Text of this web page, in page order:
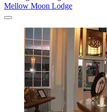
Mellow Moon Lodge